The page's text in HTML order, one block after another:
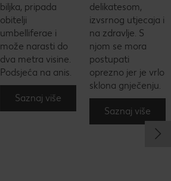
biljka, pripada
obitelji
umbelliferae i
može narasti do
dva metra visine.
Podsjeća na anis.
Saznaj više
delikatesom,
izvsrnog utjecaja i
na zdravlje. S
njom se mora
postupati
oprezno jer je vrlo
sklona gnječenju.
Saznaj više